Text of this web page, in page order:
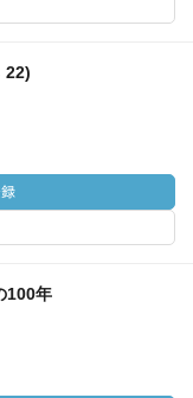
22)
100年